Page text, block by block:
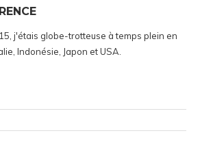
j'étais globe-trotteuse à temps plein en
Indonésie, Japon et USA.